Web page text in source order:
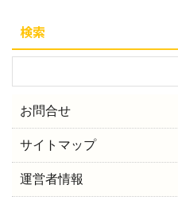
検索
お問合せ
サイトマップ
運営者情報